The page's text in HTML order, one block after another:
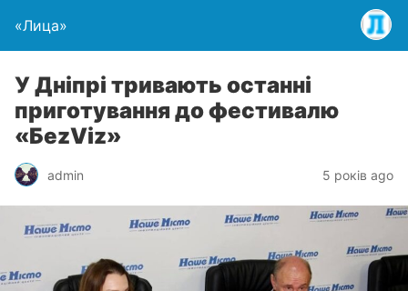
«Лица»
У Дніпрі тривають останні
приготування до фестивалю
«БеzViz»
admin 5 років ago